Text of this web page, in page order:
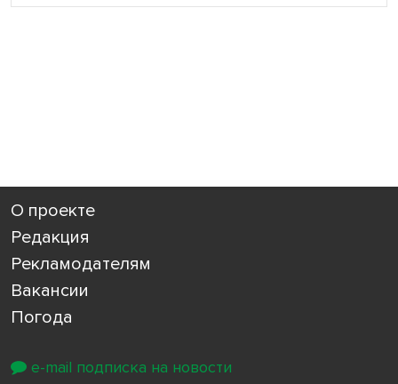
О проекте
Редакция
Рекламодателям
Вакансии
Погода
e-mail подписка на новости